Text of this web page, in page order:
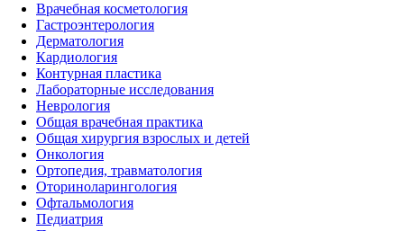
Врачебная косметология
Гастроэнтерология
Дерматология
Кардиология
Контурная пластика
Лабораторные исследования
Неврология
Общая врачебная практика
Общая хирургия взрослых и детей
Онкология
Ортопедия, травматология
Оториноларингология
Офтальмология
Педиатрия